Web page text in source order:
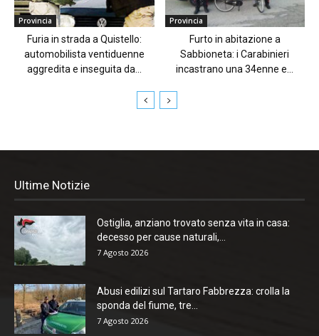
Provincia
Furia in strada a Quistello:
automobilista ventiduenne
aggredita e inseguita da...
Provincia
Furto in abitazione a
Sabbioneta: i Carabinieri
incastrano una 34enne e...
Ultime Notizie
Ostiglia, anziano trovato senza vita in casa:
decesso per cause naturali,...
7 Agosto 2026
Abusi edilizi sul Tartaro Fabbrezza: crolla la
sponda del fiume, tre...
7 Agosto 2026